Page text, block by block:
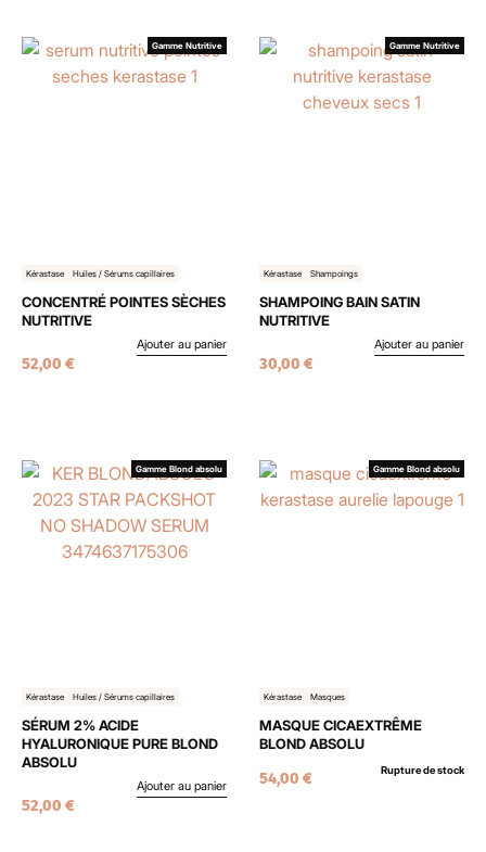
Gamme Nutritive
Kérastase Huiles / Sérums capillaires
CONCENTRÉ POINTES SÈCHES
NUTRITIVE
52,00 €
Ajouter au panier
Gamme Nutritive
Kérastase Shampoings
SHAMPOING BAIN SATIN
NUTRITIVE
30,00 €
Ajouter au panier
Gamme Blond absolu
Kérastase Huiles / Sérums capillaires
SÉRUM 2% ACIDE
HYALURONIQUE PURE BLOND
ABSOLU
52,00 €
Ajouter au panier
Gamme Blond absolu
Kérastase Masques
MASQUE CICAEXTRÊME
BLOND ABSOLU
54,00 € Rupture de stock